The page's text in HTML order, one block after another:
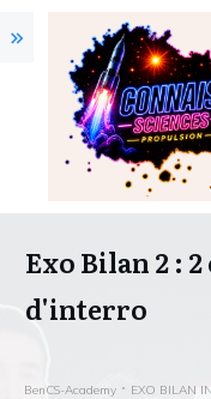
Exo Bilan 2 :
d'interro
BenCS-Academy
EXO BILAN